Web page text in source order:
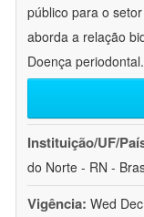
público para o
aborda a relação
Doença
Instituição/UF/
do Norte - RN -
Vigência: Wed